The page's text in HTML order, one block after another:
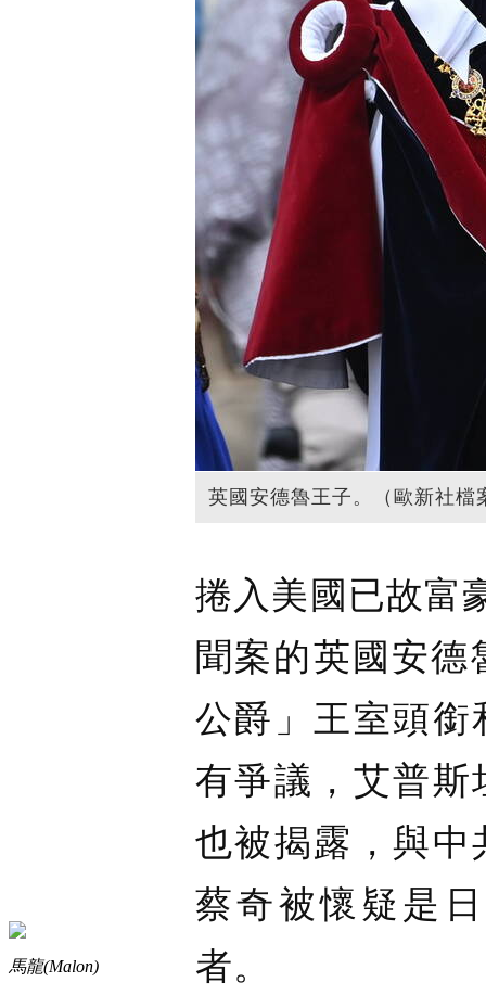
馬龍(Malon)
英國安德魯王子。（歐新社檔
捲入美國已故富
聞案的英國安
公爵」王室頭銜
有爭議，艾普斯
也被揭露，與中
蔡奇被懷疑是
者。